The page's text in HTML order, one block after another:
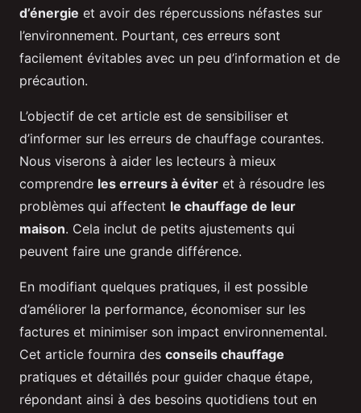
d’énergie et avoir des répercussions néfastes sur
l’environnement. Pourtant, ces erreurs sont
facilement évitables avec un peu d’information et de
précaution.
L’objectif de cet article est de sensibiliser et
d’informer sur les erreurs de chauffage courantes.
Nous viserons à aider les lecteurs à mieux
comprendre les erreurs à éviter et à résoudre les
problèmes qui affectent le chauffage de leur
maison. Cela inclut de petits ajustements qui
peuvent faire une grande différence.
En modifiant quelques pratiques, il est possible
d’améliorer la performance, économiser sur les
factures et minimiser son impact environnemental.
Cet article fournira des conseils chauffage
pratiques et détaillés pour guider chaque étape,
répondant ainsi à des besoins quotidiens tout en